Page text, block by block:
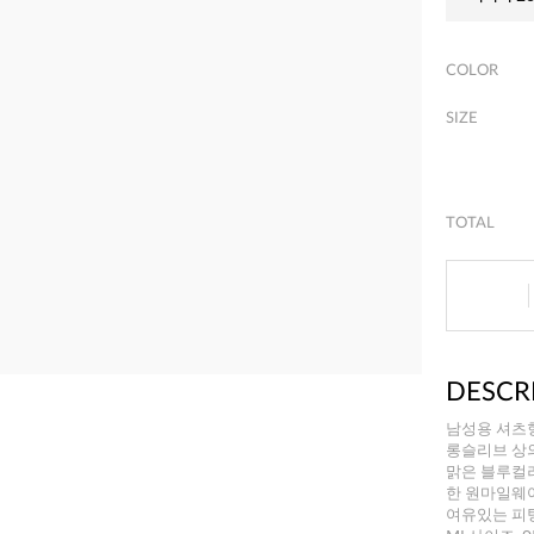
COLOR
SIZE
TOTAL
남성용 셔츠
롱슬리브 상
맑은 블루컬
한 원마일웨
여유있는 피